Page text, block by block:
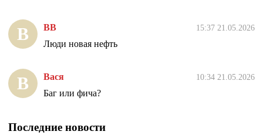
В ВВ 15:37 21.05.2026
Люди новая нефть
В Вася 10:34 21.05.2026
Баг или фича?
Последние новости